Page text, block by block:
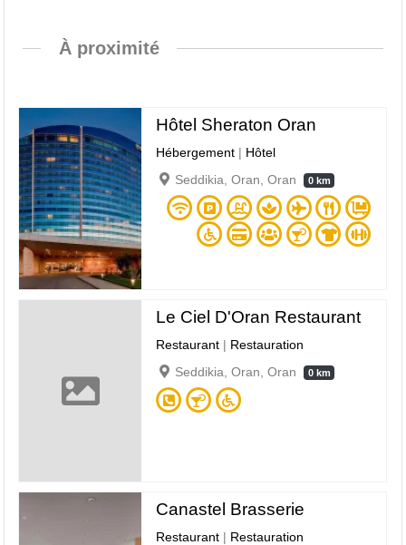
À proximité
Hôtel Sheraton Oran
Hébergement | Hôtel
Seddikia, Oran, Oran
0 km
Le Ciel D'Oran Restaurant
Restaurant | Restauration
Seddikia, Oran, Oran
0 km
Canastel Brasserie
Restaurant | Restauration